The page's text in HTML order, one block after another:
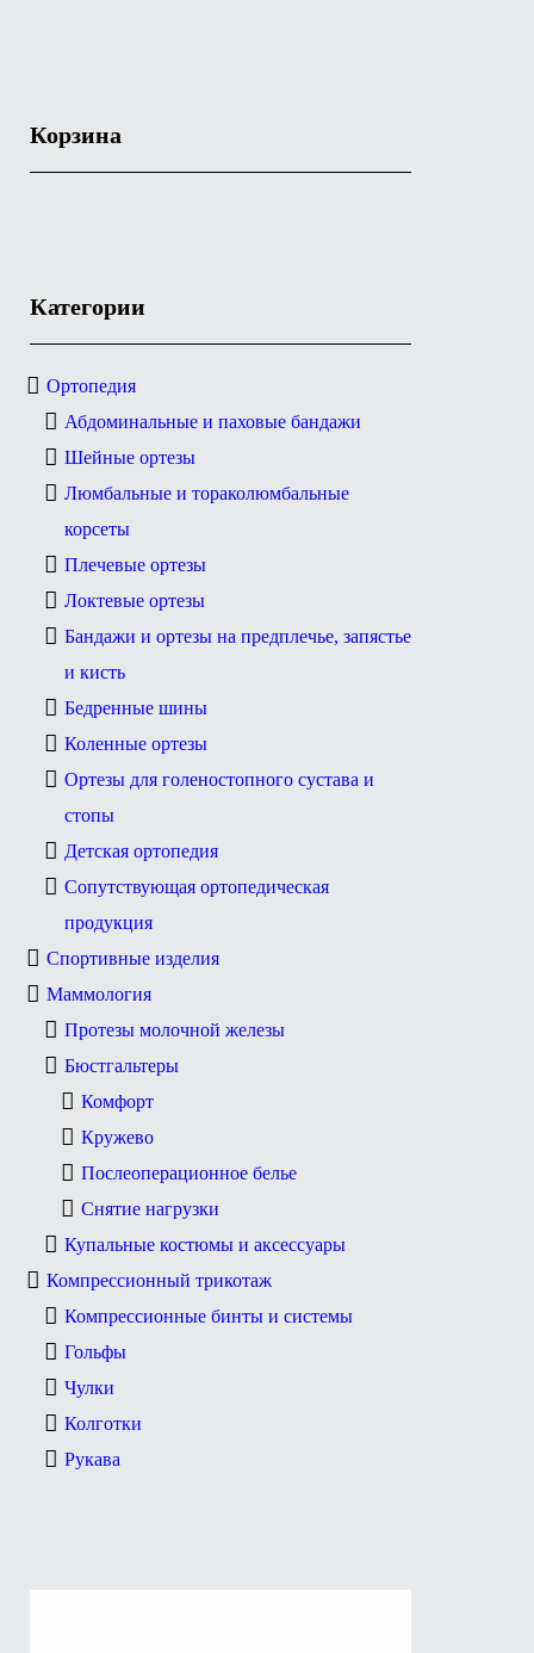
Корзина
Категории
Ортопедия
Абдоминальные и паховые бандажи
Шейные ортезы
Люмбальные и тораколюмбальные
корсеты
Плечевые ортезы
Локтевые ортезы
Бандажи и ортезы на предплечье, запястье
и кисть
Бедренные шины
Коленные ортезы
Ортезы для голеностопного сустава и
стопы
Детская ортопедия
Сопутствующая ортопедическая
продукция
Спортивные изделия
Маммология
Протезы молочной железы
Бюстгальтеры
Комфорт
Кружево
Послеоперационное белье
Снятие нагрузки
Купальные костюмы и аксессуары
Компрессионный трикотаж
Компрессионные бинты и системы
Гольфы
Чулки
Колготки
Рукава